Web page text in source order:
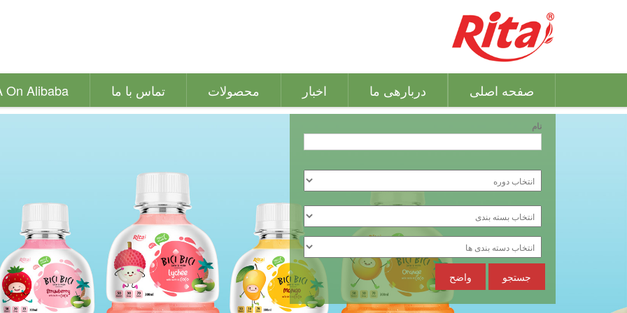
صفحه اصلی دربارهی ما اخبار محصولات تماس با ما On Alibaba
نام
جستجو واضح